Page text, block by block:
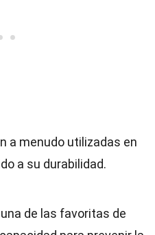
a menudo utilizadas en
a su durabilidad.
de las favoritas de